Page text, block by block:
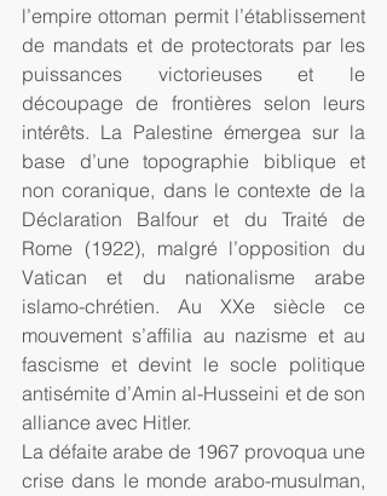
l’empire ottoman permit l’établissement
de mandats et de protectorats par les
puissances victorieuses et le
découpage de frontières selon leurs
intérêts. La Palestine émergea sur la
base d’une topographie biblique et
non coranique, dans le contexte de la
Déclaration Balfour et du Traité de
Rome (1922), malgré l’opposition du
Vatican et du nationalisme arabe
islamo-chrétien. Au XXe siècle ce
mouvement s’affilia au nazisme et au
fascisme et devint le socle politique
antisémite d’Amin al-Husseini et de son
alliance avec Hitler.
La défaite arabe de 1967 provoqua une
crise dans le monde arabo-musulman,